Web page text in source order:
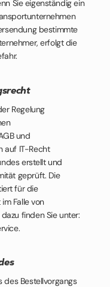
Sie eigenständig ein
bestimmte
erfolgt die
Regelung
und
auf IT-Recht
erstellt und
geprüft. Die
für die
Falle von
finden Sie unter:
des Bestellvorgangs